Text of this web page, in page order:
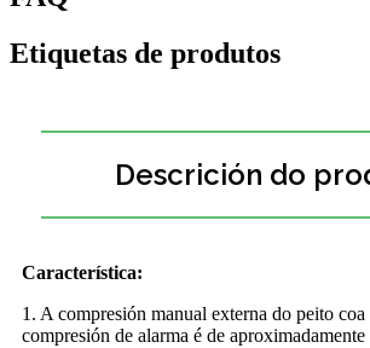
Etiquetas de produtos
Descrición do
Característica:
1. A compresión manual externa do peito
compresión de alarma é de